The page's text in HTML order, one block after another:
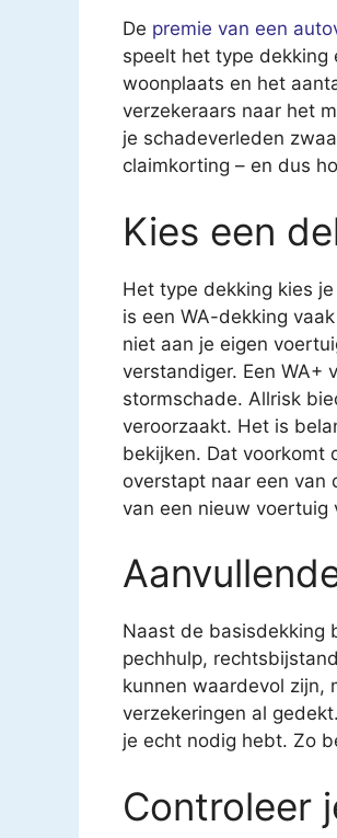
De premie van een
speelt het type dekking
woonplaats en het
verzekeraars naar het
je schadeverleden
claimkorting – en dus
Kies een
Het type dekking kies
is een WA-dekking
niet aan je eigen
verstandiger. Een WA+
stormschade. Allrisk
veroorzaakt. Het is
bekijken. Dat voorkomt
overstapt naar een van
van een nieuw voertuig
Naast de basisdekking
pechhulp,
kunnen waardevol zijn,
verzekeringen al
je echt nodig hebt. Zo
Controleer